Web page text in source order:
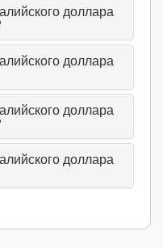
доллара
доллара
доллара
доллара